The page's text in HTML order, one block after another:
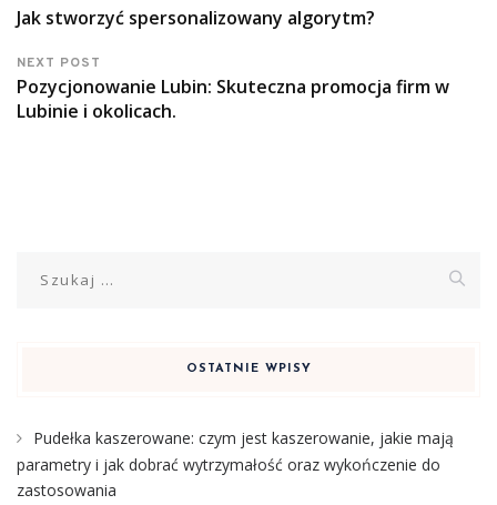
Jak stworzyć spersonalizowany algorytm?
NEXT POST
Pozycjonowanie Lubin: Skuteczna promocja firm w
Lubinie i okolicach.
OSTATNIE WPISY
Pudełka kaszerowane: czym jest kaszerowanie, jakie mają
parametry i jak dobrać wytrzymałość oraz wykończenie do
zastosowania